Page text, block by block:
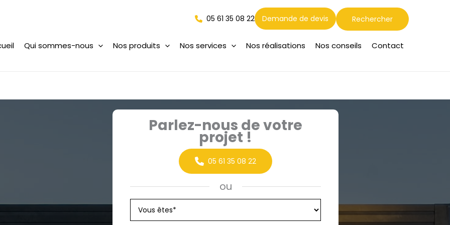
Qui sommes-nous Nos produits Nos services Nos réalisations Nos conseils Contact
Rechercher
Rechercher
05 61 35 08 22 Demande de devis
Parlez-nous de votre
projet !
05 61 35 08 22
ou
Formulaire
simple